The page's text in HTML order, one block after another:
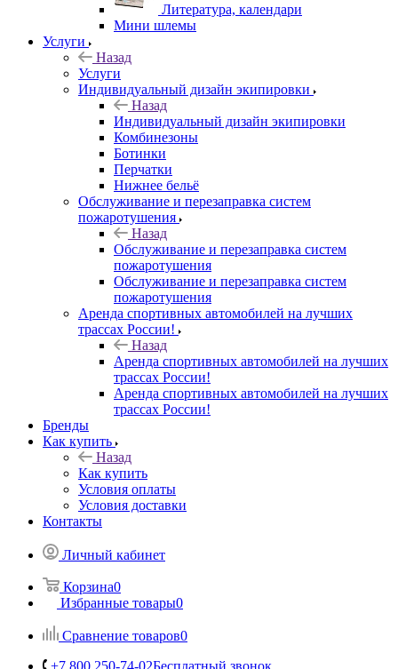
Литература, календари
Мини шлемы
Услуги
Назад
Услуги
Индивидуальный дизайн экипировки
Назад
Индивидуальный дизайн экипировки
Комбинезоны
Ботинки
Перчатки
Нижнее бельё
Обслуживание и перезаправка систем
пожаротушения
Назад
Обслуживание и перезаправка систем
пожаротушения
Обслуживание и перезаправка систем
пожаротушения
Аренда спортивных автомобилей на лучших
трассах России!
Назад
Аренда спортивных автомобилей на лучших
трассах России!
Аренда спортивных автомобилей на лучших
трассах России!
Бренды
Как купить
Назад
Как купить
Условия оплаты
Условия доставки
Контакты
Личный кабинет
Корзина0
Избранные товары0
Сравнение товаров0
+7 800 250-74-02Бесплатный звонок